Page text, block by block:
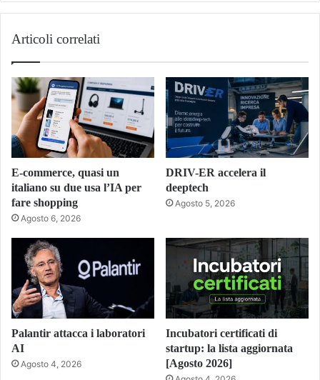
Articoli correlati
E-commerce, quasi un
italiano su due usa l’IA per
fare shopping
Agosto 6, 2026
DRIV-ER accelera il
deeptech
Agosto 5, 2026
Palantir attacca i laboratori
AI
Agosto 4, 2026
Incubatori certificati di
startup: la lista aggiornata
[Agosto 2026]